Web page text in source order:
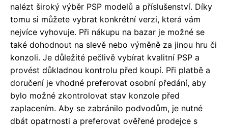
nalézt široký výběr PSP modelů a příslušenství. Díky
tomu si můžete vybrat konkrétní verzi, která vám
nejvíce vyhovuje. Při nákupu na bazar je možné se
také dohodnout na slevě nebo výměně za jinou hru či
konzoli. Je důležité pečlivě vybírat kvalitní PSP a
provést důkladnou kontrolu před koupí. Při platbě a
doručení je vhodné preferovat osobní předání, aby
bylo možné zkontrolovat stav konzole před
zaplacením. Aby se zabránilo podvodům, je nutné
dbát opatrnosti a preferovat ověřené prodejce s